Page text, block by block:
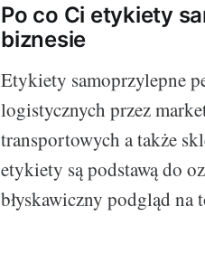
Po co Ci etykiety
biznesie
Etykiety samoprzylepne
logistycznych przez
transportowych a także
etykiety są podstawą do
błyskawiczny podgląd na